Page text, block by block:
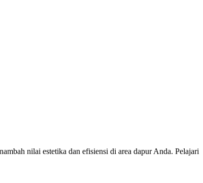
nilai estetika dan efisiensi di area dapur Anda. Pelajari